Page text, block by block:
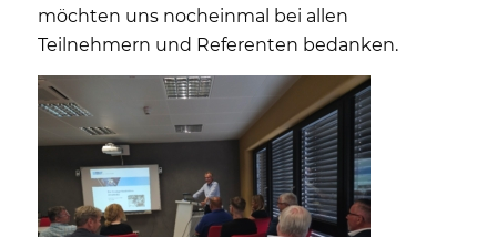
möchten uns nocheinmal bei allen
Teilnehmern und Referenten bedanken.